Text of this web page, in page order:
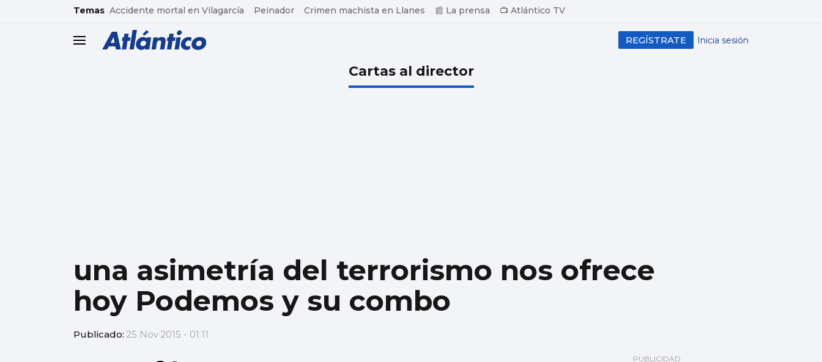
common.go-to-content
Temas Accidente mortal en Vilagarcía Peinador Crimen machista en Llanes 📰 La prensa 📺 Atlántico TV
header.menu.open Inicia sesión
REGÍSTRATE
Cartas al director
una asimetría del terrorismo nos ofrece
hoy Podemos y su combo
Publicado: 25 Nov 2015 - 01:11